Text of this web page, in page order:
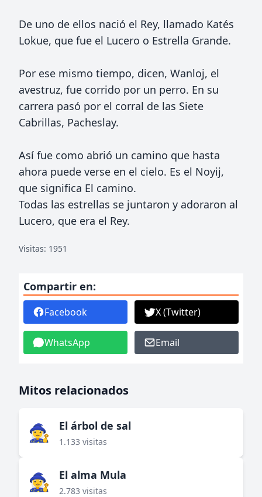
De uno de ellos nació el Rey, llamado Katés
Lokue, que fue el Lucero o Estrella Grande.
Por ese mismo tiempo, dicen, Wanloj, el
avestruz, fue corrido por un perro. En su
carrera pasó por el corral de las Siete
Cabrillas, Pacheslay.
Así fue como abrió un camino que hasta
ahora puede verse en el cielo. Es el Noyij,
que significa El camino.
Todas las estrellas se juntaron y adoraron al
Lucero, que era el Rey.
Visitas: 1951
Compartir en:
Facebook X (Twitter)
WhatsApp Email
Mitos relacionados
🧙‍♀️ El árbol de sal
1.133 visitas
🧙‍♀️ El alma Mula
2.783 visitas